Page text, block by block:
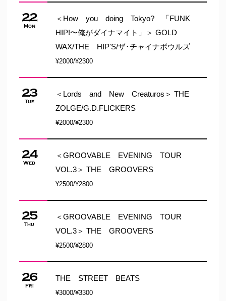
22
Mon
＜How you doing Tokyo? 「FUNK
HIP!〜俺がダイナマイト」＞ GOLD
WAX/THE HIP'S/ザ･チャイナボウルズ
¥2000/¥2300
23
Tue
＜Lords and New Creaturos＞ THE
ZOLGE/G.D.FLICKERS
¥2000/¥2300
24
Wed
＜GROOVABLE EVENING TOUR
VOL.3＞ THE GROOVERS
¥2500/¥2800
25
Thu
＜GROOVABLE EVENING TOUR
VOL.3＞ THE GROOVERS
¥2500/¥2800
26
Fri
THE STREET BEATS
¥3000/¥3300